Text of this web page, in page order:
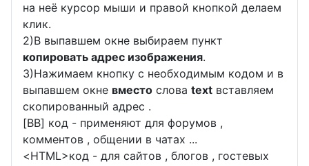
на неё курсор мыши и правой кнопкой делаем
клик.
2)В выпавшем окне выбираем пункт
копировать адрес изображения.
3)Нажимаем кнопку с необходимым кодом и в
выпавшем окне вместо слова text вставляем
скопированный адрес .
[BB] код - применяют для форумов ,
комментов , общении в чатах ...
<HTML>код - для сайтов , блогов , гостевых